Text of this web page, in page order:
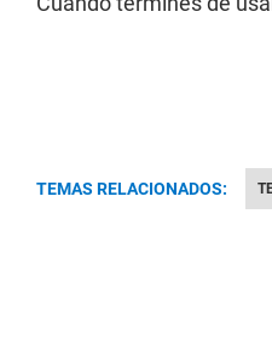
TEMAS RELACIONADOS: